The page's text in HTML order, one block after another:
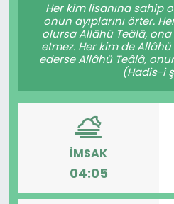
Her kim lisanına sahip
onun ayıplarını örter.
olursa Allâhü Teâlâ,
etmez. Her kim de
ederse Allâhü Teâlâ,
(Hadis-i
İMSAK
04:05